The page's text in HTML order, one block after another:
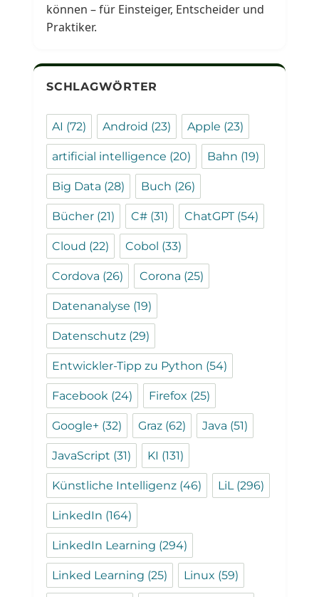
können – für Einsteiger, Entscheider und
Praktiker.
SCHLAGWÖRTER
AI (72) Android (23) Apple (23)
artificial intelligence (20) Bahn (19)
Big Data (28) Buch (26)
Bücher (21) C# (31) ChatGPT(54)
Cloud (22) Cobol (33)
Cordova (26) Corona (25)
Datenanalyse (19)
Datenschutz (29)
Entwickler-Tipp zu Python (54)
Facebook (24) Firefox (25)
Google+ (32) Graz (62) Java (51)
JavaScript (31) KI (131)
Künstliche Intelligenz (46) LiL(296)
LinkedIn (164)
LinkedIn Learning (294)
Linked Learning (25) Linux (59)